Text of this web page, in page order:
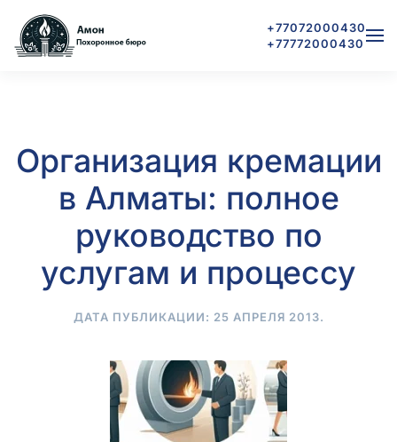
Skip to main content
+77072000430
+77772000430
Организация кремации
в Алматы: полное
руководство по
услугам и процессу
ДАТА ПУБЛИКАЦИИ: 25 АПРЕЛЯ 2013.